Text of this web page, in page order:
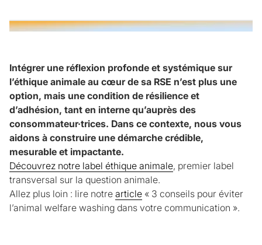
Intégrer une réflexion profonde et systémique sur
l’éthique animale au cœur de sa RSE n’est plus une
option, mais une condition de résilience et
d’adhésion, tant en interne qu’auprès des
consommateur·trices. Dans ce contexte, nous vous
aidons à construire une démarche crédible,
mesurable et impactante.
Découvrez notre label éthique animale, premier label
transversal sur la question animale.
Allez plus loin : lire notre article « 3 conseils pour éviter
l’animal welfare washing dans votre communication ».